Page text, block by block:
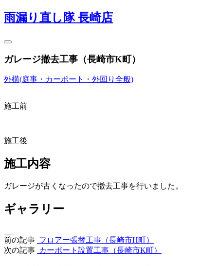
雨漏り直し隊 長崎店
ガレージ撤去工事（長崎市K町）
外構(庭事・カーポート・外回り全般)
施工前
施工後
施工内容
ガレージが古くなったので撤去工事を行いました。
ギャラリー
前の記事 フロアー張替工事（長崎市H町）
次の記事 カーポート設置工事（長崎市K町）